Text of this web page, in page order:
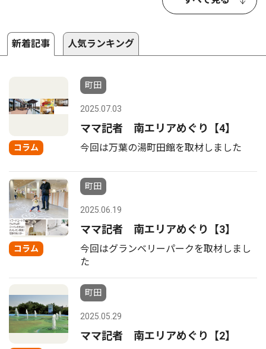
新着記事 人気ランキング
コラム
町田
2025.07.03
ママ記者 南エリアめぐり【4】
今回は万葉の湯町田館を取材しました
コラム
町田
2025.06.19
ママ記者 南エリアめぐり【3】
今回はグランベリーパークを取材しまし
た
町田
2025.05.29
ママ記者 南エリアめぐり【2】